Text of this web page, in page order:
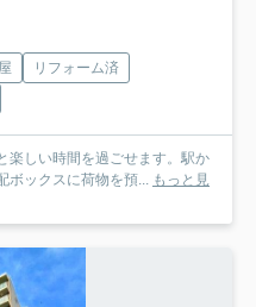
リフォーム済
楽しい時間を過ごせます。駅か
ボックスに荷物を預... もっと見